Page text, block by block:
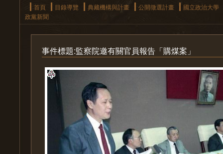
首頁
目錄導覽 典藏機構與計畫 公開徵選計畫
國立政治大學
政黨新聞
事件標題:監察院邀有關官員報告「購煤案」